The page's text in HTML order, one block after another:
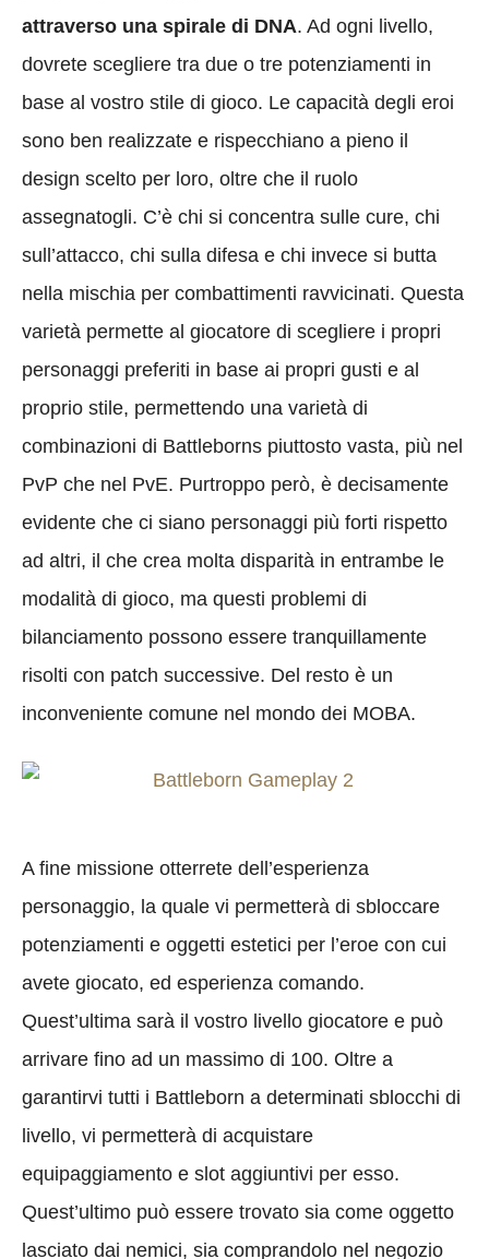
attraverso una spirale di DNA. Ad ogni livello,
dovrete scegliere tra due o tre potenziamenti in
base al vostro stile di gioco. Le capacità degli eroi
sono ben realizzate e rispecchiano a pieno il
design scelto per loro, oltre che il ruolo
assegnatogli. C’è chi si concentra sulle cure, chi
sull’attacco, chi sulla difesa e chi invece si butta
nella mischia per combattimenti ravvicinati. Questa
varietà permette al giocatore di scegliere i propri
personaggi preferiti in base ai propri gusti e al
proprio stile, permettendo una varietà di
combinazioni di Battleborns piuttosto vasta, più nel
PvP che nel PvE. Purtroppo però, è decisamente
evidente che ci siano personaggi più forti rispetto
ad altri, il che crea molta disparità in entrambe le
modalità di gioco, ma questi problemi di
bilanciamento possono essere tranquillamente
risolti con patch successive. Del resto è un
inconveniente comune nel mondo dei MOBA.
A fine missione otterrete dell’esperienza
personaggio, la quale vi permetterà di sbloccare
potenziamenti e oggetti estetici per l’eroe con cui
avete giocato, ed esperienza comando.
Quest’ultima sarà il vostro livello giocatore e può
arrivare fino ad un massimo di 100. Oltre a
garantirvi tutti i Battleborn a determinati sblocchi di
livello, vi permetterà di acquistare
equipaggiamento e slot aggiuntivi per esso.
Quest’ultimo può essere trovato sia come oggetto
lasciato dai nemici, sia comprandolo nel negozio